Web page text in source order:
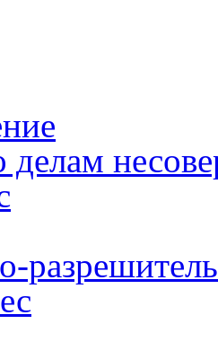
делам